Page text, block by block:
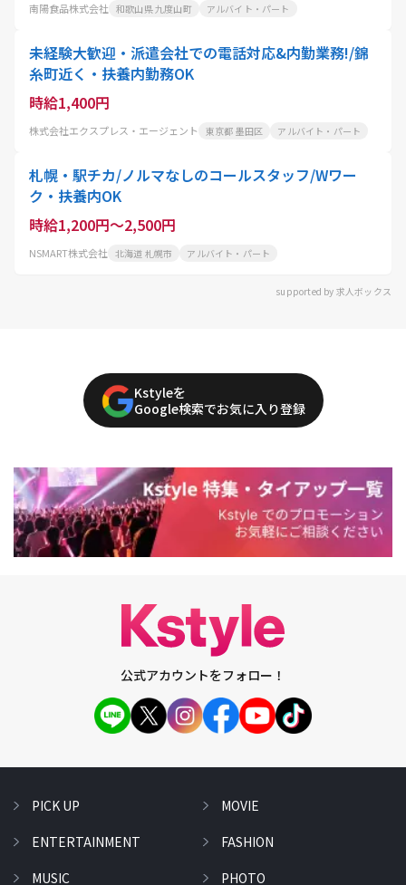
南陽食品株式会社 和歌山県 九度山町 アルバイト・パート
未経験大歓迎・派遣会社での電話対応&内勤業務!/錦
糸町近く・扶養内勤務OK
時給1,400円
株式会社エクスプレス・エージェント 東京都 墨田区 アルバイト・パート
札幌・駅チカ/ノルマなしのコールスタッフ/Wワー
ク・扶養内OK
時給1,200円～2,500円
NSMART株式会社 北海道 札幌市 アルバイト・パート
supported by 求人ボックス
Kstyleを
Google検索でお気に入り登録
公式アカウントをフォロー！
PICK UP
ENTERTAINMENT
MUSIC
MOVIE
FASHION
PHOTO